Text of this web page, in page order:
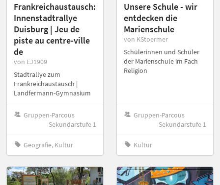
Frankreichaustausch:
Innenstadtrallye
Duisburg | Jeu de
piste au centre-ville
de
von EJ1909
Stadtrallye zum
Frankreichaustausch |
Landfermann-Gymnasium
Gruppen-Parcous
Sekundarstufe 1
Geografie, Kultur
Unsere Schule - wir
entdecken die
Marienschule
von KStoermer
Schülerinnen und Schüler
der Marienschule im Fach
Religion
Gruppen-Parcous
Sekundarstufe 1
Kultur